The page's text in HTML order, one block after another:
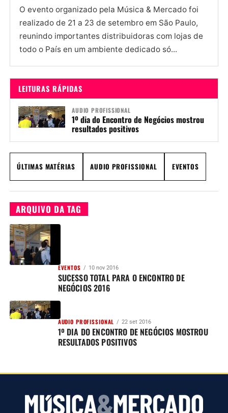
O evento organizado pela Música & Mercado foi
realizado de 21 a 23 de setembro em São Paulo,
reunindo importantes distribuidoras com lojas de
todo o País en um ambiente dedicado só...
LEITURAS RÁPIDAS
AUDIO PROFISSIONAL
1º dia do Encontro de Negócios mostrou
resultados positivos
ÚLTIMAS MATÉRIAS AUDIO PROFISSIONAL EVENTOS
ARQUIVO DA TAG
EVENTOS 10 nov 2016
SUCESSO TOTAL PARA O ENCONTRO DE
NEGÓCIOS 2016
AUDIO PROFISSIONAL 22 set 2016
1º DIA DO ENCONTRO DE NEGÓCIOS MOSTROU
RESULTADOS POSITIVOS